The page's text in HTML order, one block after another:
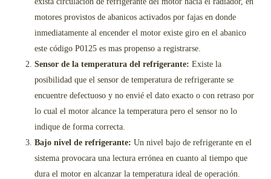
motores provistos de abanicos activados por fajas en donde
inmediatamente al encender el motor existe giro en el abanico
este código P0125 es mas propenso a registrarse.
Sensor de la temperatura del refrigerante: Existe la
posibilidad que el sensor de temperatura de refrigerante se
encuentre defectuoso y no envié el dato exacto o con retraso por
lo cual el motor alcance la temperatura pero el sensor no lo
indique de forma correcta.
Bajo nivel de refrigerante: Un nivel bajo de refrigerante en el
sistema provocara una lectura errónea en cuanto al tiempo que
dura el motor en alcanzar la temperatura ideal de operación.